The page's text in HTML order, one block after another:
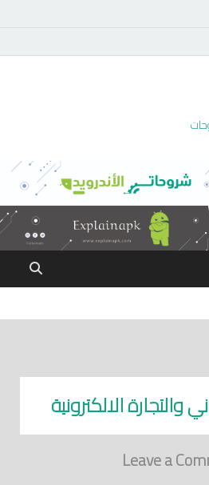
والتجارة الالكترونية
Leave a